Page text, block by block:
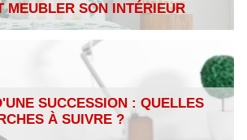
MEUBLER SON INTÉRIEUR
SUCCESSION : QUELLES
À SUIVRE ?